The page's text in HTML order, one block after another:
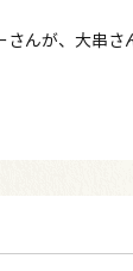
さんが、大串